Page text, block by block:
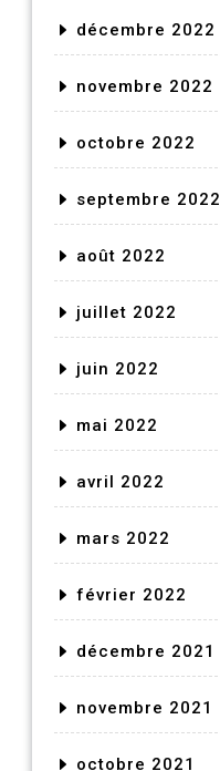
décembre 2022
novembre 2022
octobre 2022
septembre 2022
août 2022
juillet 2022
juin 2022
mai 2022
avril 2022
mars 2022
février 2022
décembre 2021
novembre 2021
octobre 2021